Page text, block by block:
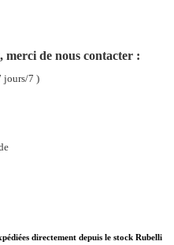
merci de nous contacter :
jours/7 )
directement depuis le stock Rubelli